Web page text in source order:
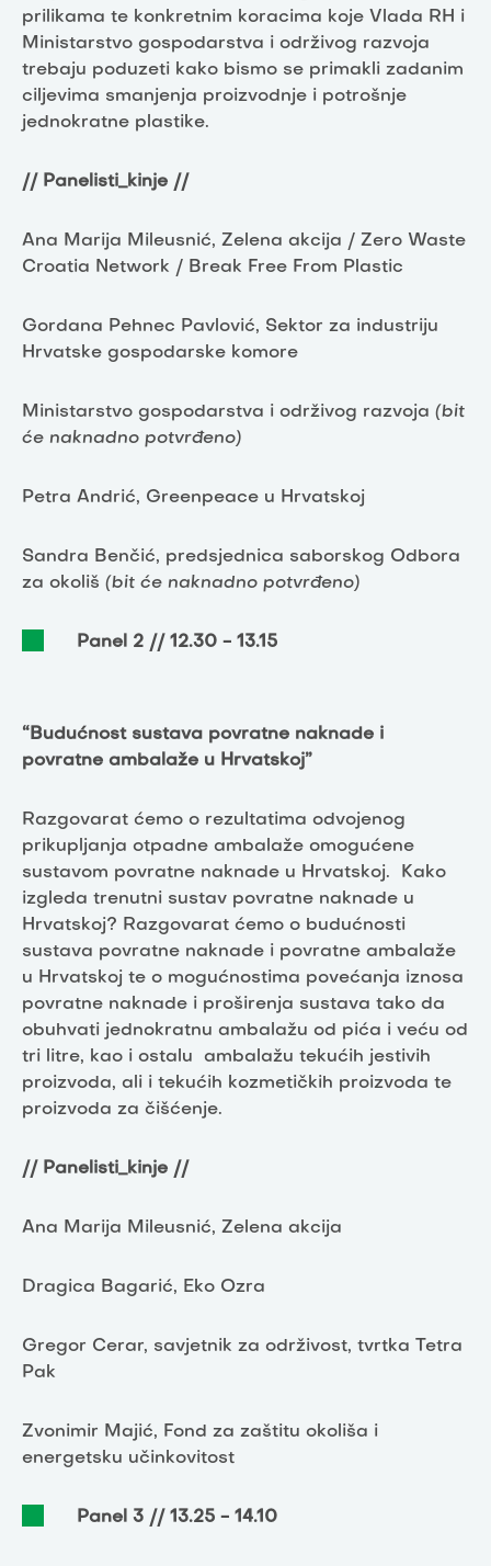
prilikama te konkretnim koracima koje Vlada RH i
Ministarstvo gospodarstva i održivog razvoja
trebaju poduzeti kako bismo se primakli zadanim
ciljevima smanjenja proizvodnje i potrošnje
jednokratne plastike.
// Panelisti_kinje //
Ana Marija Mileusnić, Zelena akcija / Zero Waste
Croatia Network / Break Free From Plastic
Gordana Pehnec Pavlović, Sektor za industriju
Hrvatske gospodarske komore
Ministarstvo gospodarstva i održivog razvoja (bit
će naknadno potvrđeno)
Petra Andrić, Greenpeace u Hrvatskoj
Sandra Benčić, predsjednica saborskog Odbora
za okoliš (bit će naknadno potvrđeno)
Panel 2 // 12.30 - 13.15
“Budućnost sustava povratne naknade i
povratne ambalaže u Hrvatskoj”
Razgovarat ćemo o rezultatima odvojenog
prikupljanja otpadne ambalaže omogućene
sustavom povratne naknade u Hrvatskoj. Kako
izgleda trenutni sustav povratne naknade u
Hrvatskoj? Razgovarat ćemo o budućnosti
sustava povratne naknade i povratne ambalaže
u Hrvatskoj te o mogućnostima povećanja iznosa
povratne naknade i proširenja sustava tako da
obuhvati jednokratnu ambalažu od pića i veću od
tri litre, kao i ostalu ambalažu tekućih jestivih
proizvoda, ali i tekućih kozmetičkih proizvoda te
proizvoda za čišćenje.
// Panelisti_kinje //
Ana Marija Mileusnić, Zelena akcija
Dragica Bagarić, Eko Ozra
Gregor Cerar, savjetnik za održivost, tvrtka Tetra
Pak
Zvonimir Majić, Fond za zaštitu okoliša i
energetsku učinkovitost
Panel 3 // 13.25 - 14.10